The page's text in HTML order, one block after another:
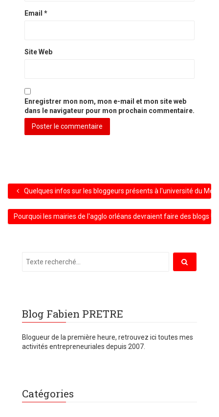
Email *
Site Web
Enregistrer mon nom, mon e-mail et mon site web
dans le navigateur pour mon prochain commentaire.
Quelques infos sur les bloggeurs présents à l'université du
Pourquoi les mairies de l'agglo orléans devraient faire des blogs !
Blog Fabien PRETRE
Blogueur de la première heure, retrouvez ici toutes mes
activités entrepreneuriales depuis 2007.
Catégories